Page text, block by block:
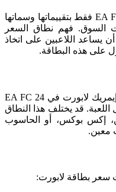
لا تُقدر بطاقة إيمريك لابورت في EA FC 24 فقط بتقييماتها وسماتها
السوق. فهم نطاق السعر
يساعد اللاعبين على اتخاذ
على هذه البطاقة.
اعتبارًا من آخر تحديث، تتراوح بطاقة إيمريك لابورت في EA FC 24
سوق نقل اللعبة. قد يختلف هذا النطاق
إكس بوكس، أو الحاسوب
معين.
سعر بطاقة لابورت: